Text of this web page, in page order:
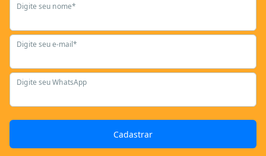
Digite seu nome*
Digite seu e-mail*
Digite seu WhatsApp
Cadastrar